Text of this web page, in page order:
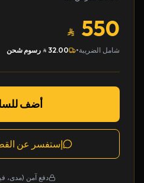
550
شامل الضريبة•
32.00 رسوم شحن
أضف
إستفسر عن
دفع آمن (مدى،